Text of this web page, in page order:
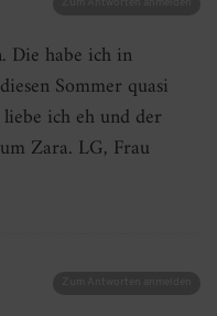
Die habe ich in
Sommer quasi
ich eh und der
Zara. LG, Frau